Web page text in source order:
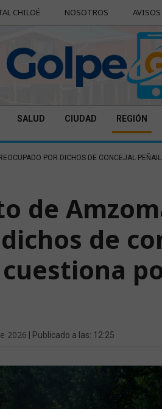
CHILOÉ NOSOTROS AVISOS
SALUD CIUDAD REGIÓN
POR DICHOS DE CONCEJAL
de
de
2026 | Publicado a las: 12:25